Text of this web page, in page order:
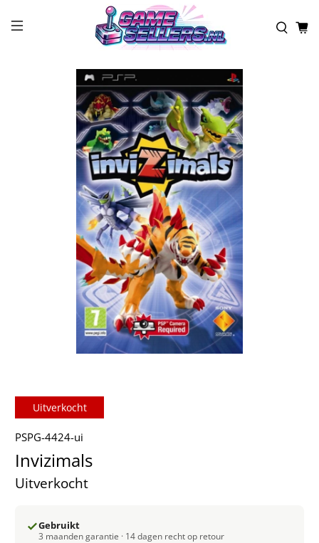
Uitverkocht
PSPG-4424-ui
Invizimals
Uitverkocht
Gebruikt
3 maanden garantie · 14 dagen recht op retour